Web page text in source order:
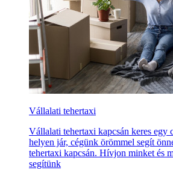
Vállalati tehertaxi
Vállalati tehertaxi kapcsán keres egy
helyen jár, cégünk örömmel segít
tehertaxi kapcsán. Hívjon minket és
segítünk